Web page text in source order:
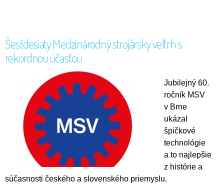
Šesťdesiaty Medzinárodný strojársky veľtrh s
rekordnou účasťou
Jubilejný 60.
ročník MSV
v Brne
ukázal
špičkové
technológie
a to najlepšie
z histórie a
súčasnosti českého a slovenského priemyslu.